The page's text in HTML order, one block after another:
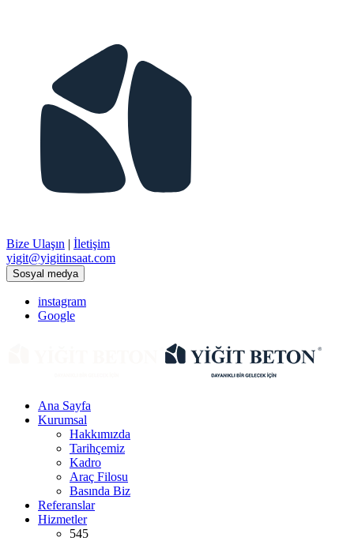
Bize Ulaşın | İletişim
​yigit@yigitinsaat.com
Sosyal medya
instagram
Google
Ana Sayfa
Kurumsal
Hakkımızda
Tarihçemiz
Kadro
Araç Filosu
Basında Biz
Referanslar
Hizmetler
545